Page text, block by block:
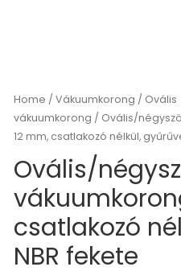
Home /Vákuumkorong / Ovális
vákuumkorong / Ovális/
12 mm, csatlakozó nélkül,
Ovális/
csatlakozó
NBR fekete